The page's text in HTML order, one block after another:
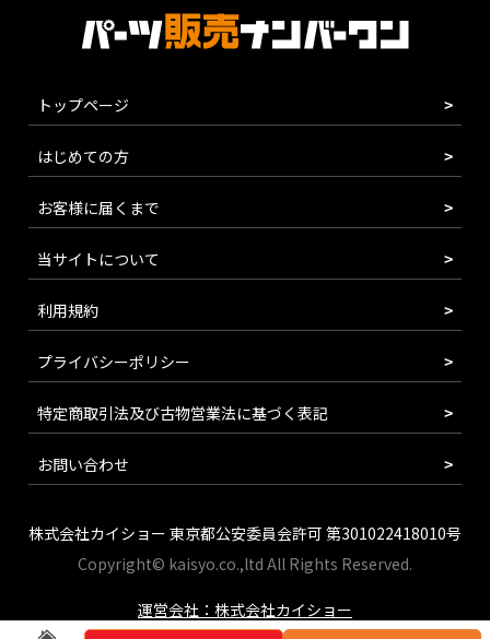
トップページ
はじめての方
お客様に届くまで
当サイトについて
利用規約
プライバシーポリシー
特定商取引法及び古物営業法に基づく表記
お問い合わせ
株式会社カイショー 東京都公安委員会許可 第301022418010号
Copyright© kaisyo.co.,ltd All Rights Reserved.
運営会社：株式会社カイショー